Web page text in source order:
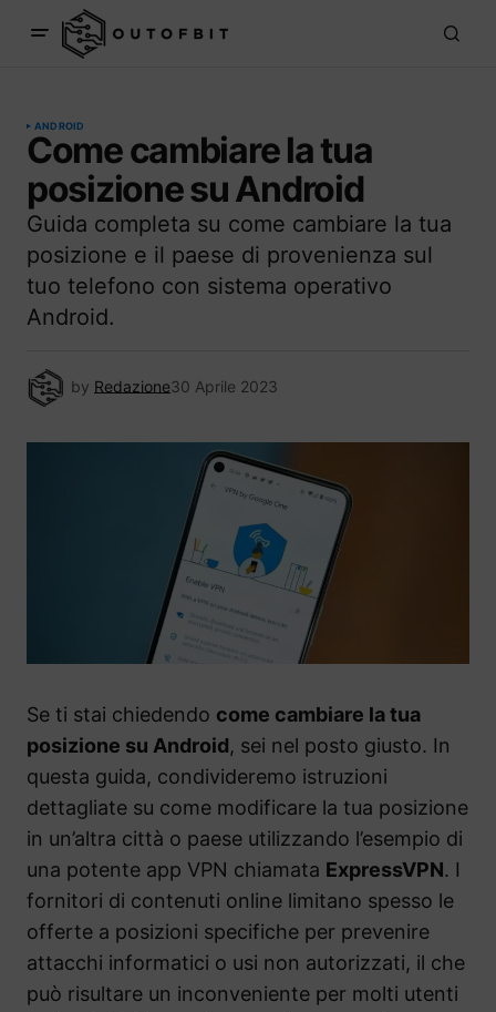
ANDROID
Come cambiare la tua
posizione su Android
Guida completa su come cambiare la tua
posizione e il paese di provenienza sul
tuo telefono con sistema operativo
Android.
by Redazione30 Aprile 2023
Se ti stai chiedendo come cambiare la tua
posizione su Android, sei nel posto giusto. In
questa guida, condivideremo istruzioni
dettagliate su come modificare la tua posizione
in un’altra città o paese utilizzando l’esempio di
una potente app VPN chiamata ExpressVPN. I
fornitori di contenuti online limitano spesso le
offerte a posizioni specifiche per prevenire
attacchi informatici o usi non autorizzati, il che
può risultare un inconveniente per molti utenti